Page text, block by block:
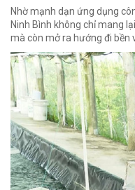
Nhờ mạnh dạn ứng dụng
Ninh Bình không chỉ mang
mà còn mở ra hướng đi bền